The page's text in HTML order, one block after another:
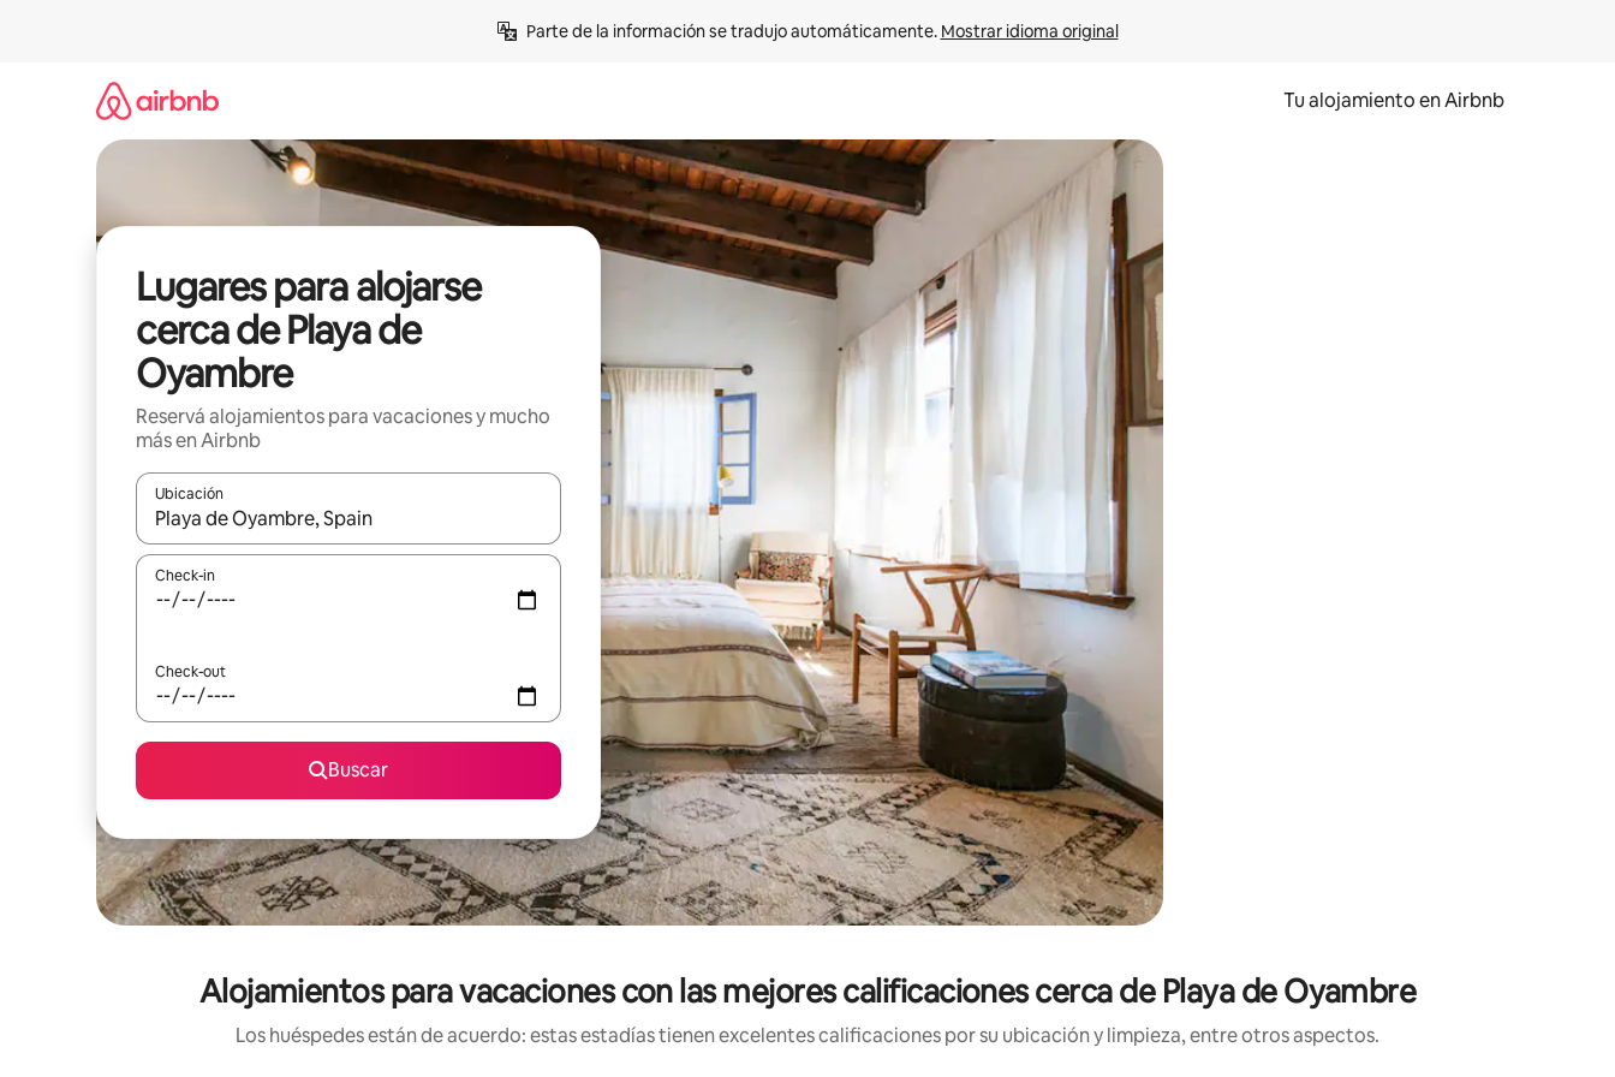
Parte de la información se tradujo automáticamente. Mostrar idioma original
Tu alojamiento en Airbnb
Lugares para alojarse
cerca de Playa de
Oyambre
Reservá alojamientos para vacaciones y mucho
más en Airbnb
Ubicación
Cuando los resultados estén disponibles, navegá con las teclas de flecha hacia arriba y hacia abajo o explorá deslizando el dedo.
Check-in
Check-out
Buscar
Alojamientos para vacaciones con las mejores calificaciones cerca de Playa de Oyambre
Los huéspedes están de acuerdo: estas estadías tienen excelentes calificaciones por su ubicación y limpieza, entre otros aspectos.